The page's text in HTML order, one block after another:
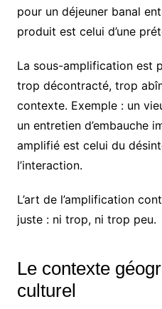
pour un déjeuner banal
produit est celui d’une
La sous-amplification est
trop décontracté, trop
contexte. Exemple : un
un entretien d’embauche
amplifié est celui du
l’interaction.
L’art de l’amplification
juste : ni trop, ni trop peu.
Le contexte
culturel